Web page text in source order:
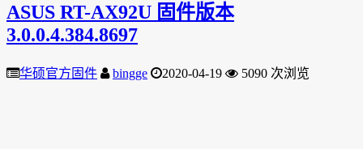
ASUS RT-AX92U 固件版本
3.0.0.4.384.8697
华硕官方固件 bingge 2020-04-19 5090 次浏览